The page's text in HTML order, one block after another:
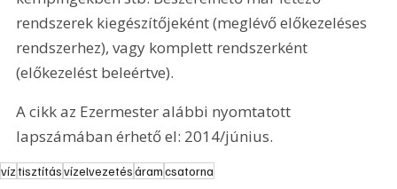
rendszerek kiegészítőjeként (meglévő előkezeléses
rendszerhez), vagy komplett rendszerként
(előkezelést beleértve).
A cikk az Ezermester alábbi nyomtatott
lapszámában érhető el: 2014/június.
víztisztításvízelvezetésáramcsatorna